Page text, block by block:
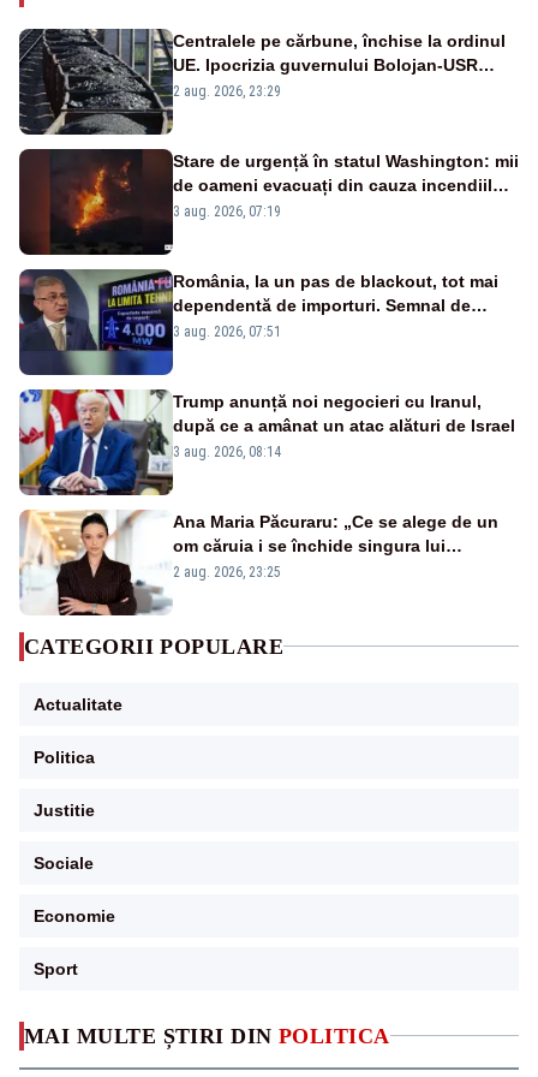
MAI MULTE ȘTIRI DIN POLITICA
Centralele pe cărbune, închise la ordinul
UE. Ipocrizia guvernului Bolojan-USR
după starea de alertă
2 aug. 2026, 23:29
Stare de urgență în statul Washington: mii
de oameni evacuați din cauza incendiilor
puternice de vegetație
3 aug. 2026, 07:19
România, la un pas de blackout, tot mai
dependentă de importuri. Semnal de
alarmă tras de un expert în energie
3 aug. 2026, 07:51
Trump anunță noi negocieri cu Iranul,
după ce a amânat un atac alături de Israel
3 aug. 2026, 08:14
Ana Maria Păcuraru: „Ce se alege de un
om căruia i se închide singura lui
portiță?”
2 aug. 2026, 23:25
CATEGORII POPULARE
Actualitate
Politica
Justitie
Sociale
Economie
Sport